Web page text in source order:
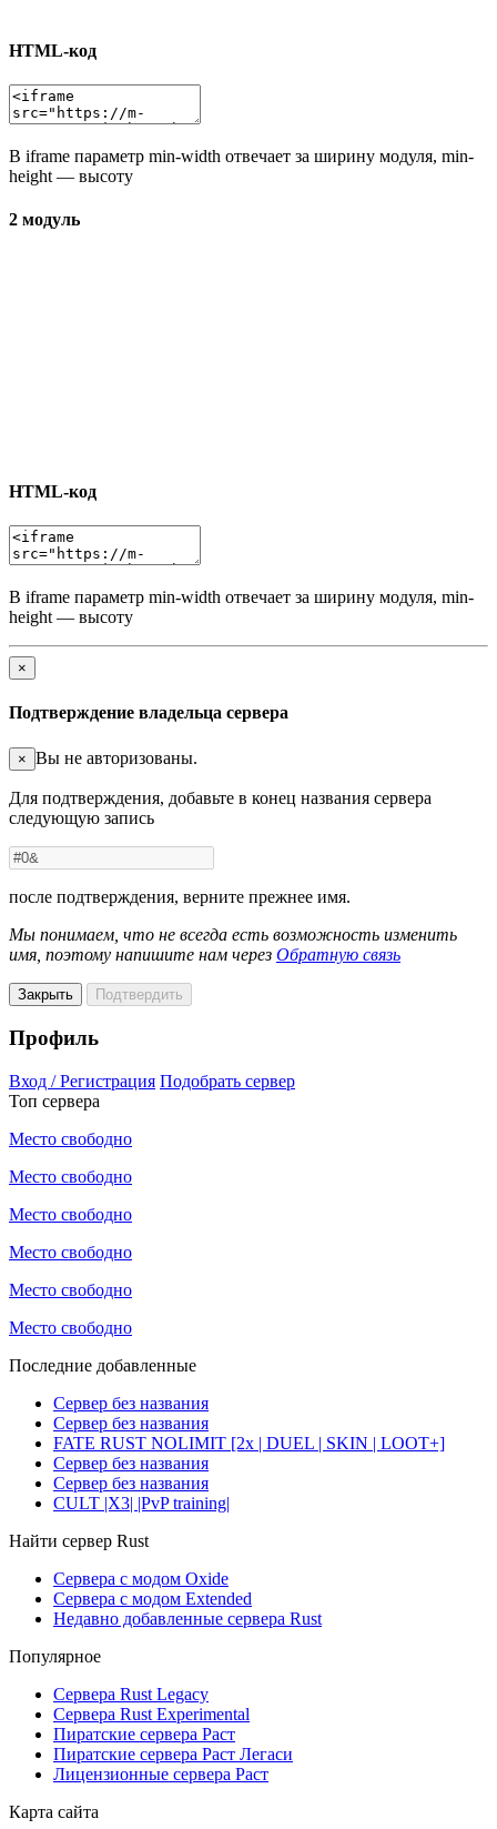
HTML-код
В iframe параметр min-width отвечает за ширину модуля, min-
height — высоту
2 модуль
HTML-код
В iframe параметр min-width отвечает за ширину модуля, min-
height — высоту
×
Подтверждение владельца сервера
× Вы не авторизованы.
Для подтверждения, добавьте в конец названия сервера
следующую запись
после подтверждения, верните прежнее имя.
Мы понимаем, что не всегда есть возможность изменить
имя, поэтому напишите нам через Обратную связь
Закрыть Подтвердить
Профиль
Вход / Регистрация Подобрать сервер
Топ сервера
Место свободно
Место свободно
Место свободно
Место свободно
Место свободно
Место свободно
Последние добавленные
Сервер без названия
Сервер без названия
FATE RUST NOLIMIT [2x | DUEL | SKIN | LOOT+]
Сервер без названия
Сервер без названия
CULT |X3| |PvP training|
Найти сервер Rust
Сервера с модом Oxide
Сервера с модом Extended
Недавно добавленные сервера Rust
Популярное
Сервера Rust Legacy
Сервера Rust Experimental
Пиратские сервера Раст
Пиратские сервера Раст Легаси
Лицензионные сервера Раст
Карта сайта